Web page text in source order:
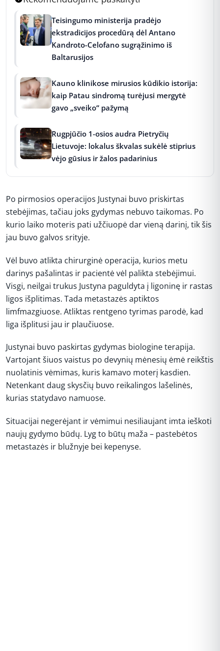
Teisingumo ministerija pradėjo
ekstradicijos procedūrą dėl Antano
Kandroto-Celofano sugrąžinimo iš
Baltarusijos
Kauno klinikose mirusios kūdikio istorija:
kaip Patau sindromą turėjusi mergytė
gavo „sveiko“ pažymą
Rugpjūčio 1-osios audra Pietryčių
Lietuvoje: lokalus škvalas sukėlė stiprius
vėjo gūsius ir žalos padarinius
Po pirmosios operacijos Justynai buvo priskirtas
stebėjimas, tačiau joks gydymas nebuvo taikomas. Po
kurio laiko moteris pati užčiuopė dar vieną darinį, tik šis
jau buvo galvos srityje.
Vėl buvo atlikta chirurginė operacija, kurios metu
darinys pašalintas ir pacientė vėl palikta stebėjimui.
Visgi, neilgai trukus Justyna paguldyta į ligoninę ir rastas
ligos išplitimas. Tada metastazės aptiktos
limfmazgiuose. Atliktas rentgeno tyrimas parodė, kad
liga išplitusi jau ir plaučiuose.
Justynai buvo paskirtas gydymas biologine terapija.
Vartojant šiuos vaistus po devynių mėnesių ėmė reikštis
nuolatinis vėmimas, kuris kamavo moterį kasdien.
Netenkant daug skysčių buvo reikalingos lašelinės,
kurias statydavo namuose.
Situacijai negerėjant ir vėmimui nesiliaujant imta ieškoti
naujų gydymo būdų. Lyg to būtų maža – pastebėtos
metastazės ir blužnyje bei kepenyse.